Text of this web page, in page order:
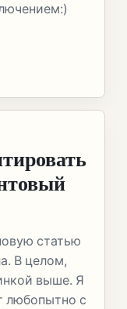
статью
В целом,
выше. Я
любопытно с